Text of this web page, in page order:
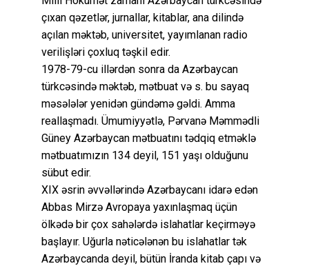
çıxan qəzetlər, jurnallar, kitablar, ana dilində
açılan məktəb, universitet, yayımlanan radio
verilişləri çoxluq təşkil edir.
1978-79-cu illərdən sonra da Azərbaycan
türkcəsində məktəb, mətbuat və s. bu sayaq
məsələlər yenidən gündəmə gəldi. Amma
reallaşmadı. Ümumiyyətlə, Pərvanə Məmmədli
Güney Azərbaycan mətbuatını tədqiq etməklə
mətbuatımızın 134 deyil, 151 yaşı olduğunu
sübut edir.
XIX əsrin əvvəllərində Azərbaycanı idarə edən
Abbas Mirzə Avropaya yaxınlaşmaq üçün
ölkədə bir çox sahələrdə islahatlar keçirməyə
başlayır. Uğurla nəticələnən bu islahatlar tək
Azərbaycanda deyil, bütün İranda kitab çapı və